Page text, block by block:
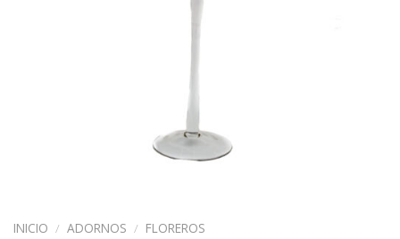
INICIO / ADORNOS / FLOREROS